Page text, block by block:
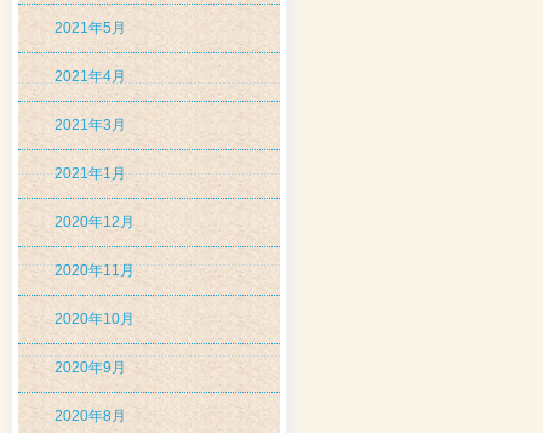
2021年5月
2021年4月
2021年3月
2021年1月
2020年12月
2020年11月
2020年10月
2020年9月
2020年8月